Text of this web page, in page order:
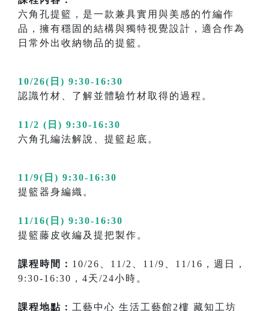
六角孔提籃，是一款兼具實用與美感的竹編作
品，擁有穩固的結構與獨特視覺設計，適合作為
日常外出收納物品的提籃。
10/26(日) 9:30-16:30
認識竹材、了解並體驗竹材取得的過程。
11/2 (日) 9:30-16:30
六角孔編法解說、提籃起底。
11/9(日) 9:30-16:30
提籃器身編織。
11/16(日) 9:30-16:30
提籃藤皮收編及提把製作。
課程時間： 10/26、11/2、11/9、11/16，週日，
9:30-16:30，4天/24小時。
課程地點： 工藝中心 生活工藝館2樓 藏知工坊